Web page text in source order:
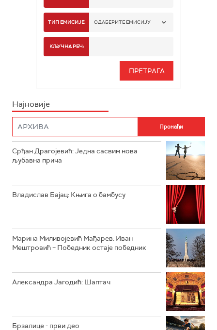
РАДИО БЕОГРАД 1
РАДИО БЕОГРАД 3
РАДИО РОКЕНРОЛЕР
РАДИО ЏЕЗЕР
ТИП ЕМИСИЈЕ: ОДАБЕРИТЕ ЕМИСИЈУ
ИНФО
КЉУЧНА РЕЧ:
Најновије
Срђан Драгојевић: Једна сасвим нова
љубавна прича
Владислав Бајац: Књига о бамбусу
Марина Миливојевић Мађарев: Иван
Мештровић – Победник остаје победник
Александра Јагодић: Шаптач
Брзалице - први део